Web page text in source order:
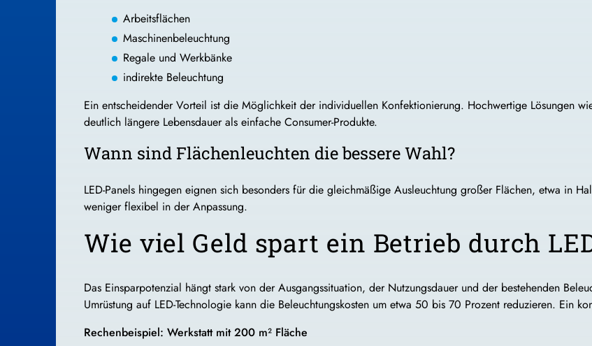
Arbeitsflächen
Maschinenbeleuchtung
Regale und Werkbänke
indirekte Beleuchtung
Ein entscheidender Vorteil ist die Möglichkeit der individuellen Konfektionierung. Hochwertige Lösungen
deutlich längere Lebensdauer als einfache Consumer-Produkte.
Wann sind Flächenleuchten die bessere Wahl?
LED-Panels hingegen eignen sich besonders für die gleichmäßige Ausleuchtung großer Flächen, etwa in
weniger flexibel in der Anpassung.
Wie viel Geld spart ein Betrieb durch
Das Einsparpotenzial hängt stark von der Ausgangssituation, der Nutzungsdauer und der bestehenden
Umrüstung auf LED-Technologie kann die Beleuchtungskosten um etwa 50 bis 70 Prozent reduzieren. Ein
Rechenbeispiel: Werkstatt mit 200 m² Fläche